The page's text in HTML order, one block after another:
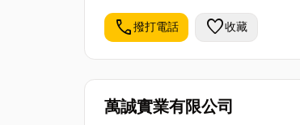
call撥打電話 favorite收藏
萬誠實業有限公司